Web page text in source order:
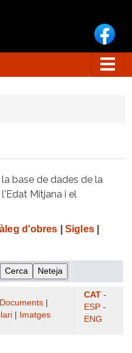
base de dades de la
Mitjana i el
d'obres Sigles|
Documents
Imatges
CAT -
ESP -
ENG